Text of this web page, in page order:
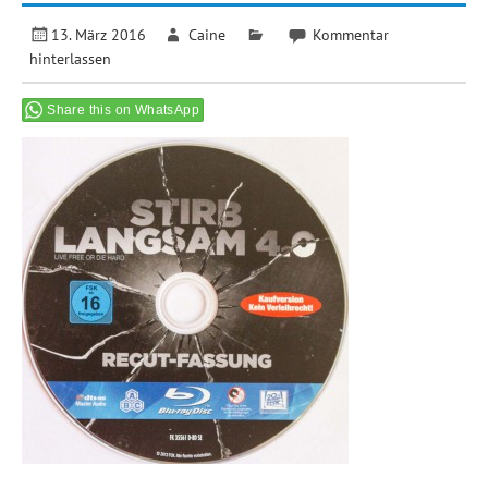
13. März 2016 Caine
Kommentar
hinterlassen
Share this on WhatsApp